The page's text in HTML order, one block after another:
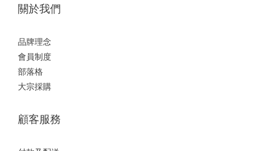
關於我們
品牌理念
會員制度
部落格
大宗採購
顧客服務